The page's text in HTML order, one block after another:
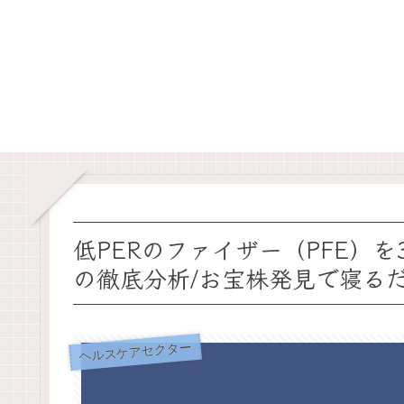
低PERのファイザー（PFE）
の徹底分析/お宝株発見で寝る
ヘルスケアセクター